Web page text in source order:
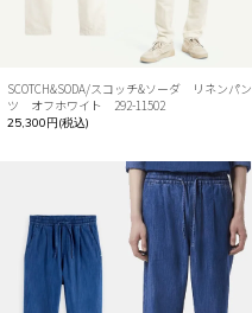
SCOTCH&SODA/スコッチ&ソーダ リネンパン
ツ オフホワイト 292-11502
25,300円(税込)